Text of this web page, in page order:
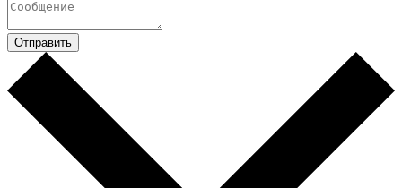
Отправить